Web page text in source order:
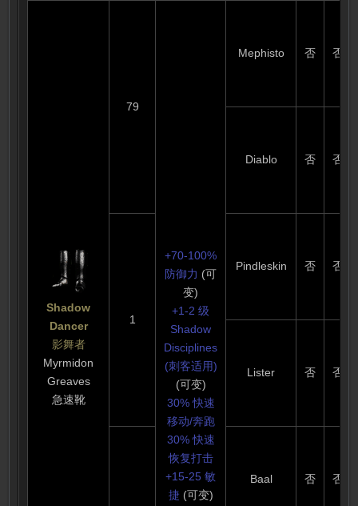
Shadow
Dancer
影舞者
Myrmidon
Greaves
急速靴
79
+70-100%
防御力 (可
变)
+1-2 级
Shadow
Disciplines
(刺客适用)
(可变)
30% 快速
移动/奔跑
30% 快速
恢复打击
+15-25 敏
捷 (可变)
Mephisto 否 否
Diablo 否 否
1
Pindleskin 否 否
Lister 否 否
Baal 否 否